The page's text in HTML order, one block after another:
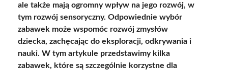
ale także mają ogromny wpływ na jego rozwój, w
tym rozwój sensoryczny. Odpowiednie wybór
zabawek może wspomóc rozwój zmysłów
dziecka, zachęcając do eksploracji, odkrywania i
nauki. W tym artykule przedstawimy kilka
zabawek, które są szczególnie korzystne dla